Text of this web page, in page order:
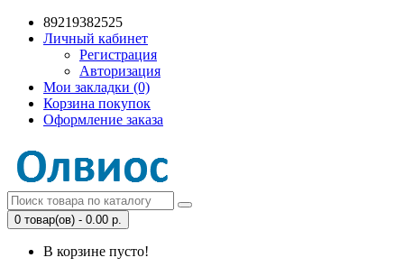
89219382525
Личный кабинет
Регистрация
Авторизация
Мои закладки (0)
Корзина покупок
Оформление заказа
0 товар(ов) - 0.00 р.
В корзине пусто!